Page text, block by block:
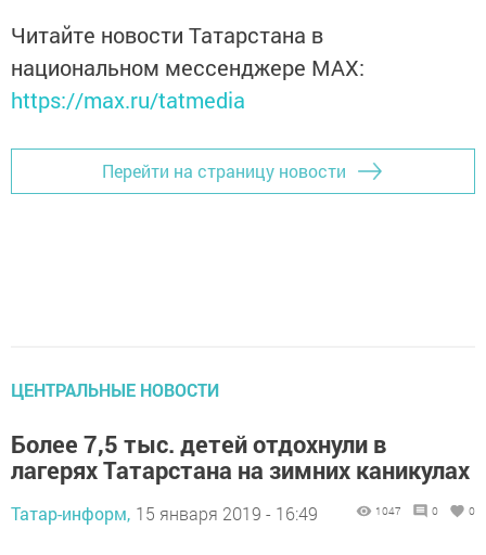
Читайте новости Татарстана в
национальном мессенджере MАХ:
https://max.ru/tatmedia
Перейти на страницу новости
ЦЕНТРАЛЬНЫЕ НОВОСТИ
Более 7,5 тыс. детей отдохнули в
лагерях Татарстана на зимних каникулах
Татар-информ, 15 января 2019 - 16:49 1047 0 0